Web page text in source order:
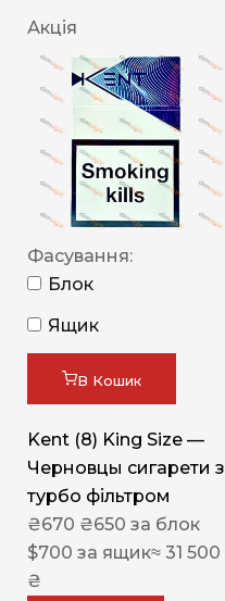
Акція
Фасування:
Блок
Ящик
В Кошик
Kent (8) King Size —
Черновцы сигарети з
турбо фільтром
₴670 ₴650 за блок
$700 за ящик≈ 31 500
₴